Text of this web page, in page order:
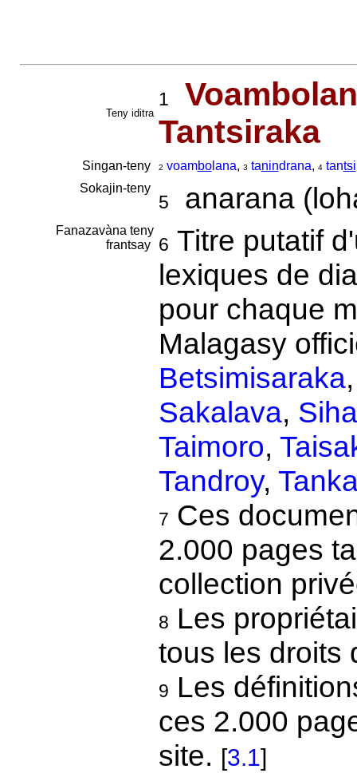
Teny iditra
1
Tantsiraka
Singan-teny 2 voambolana, 3 tanindrana, 4 tantsi
Sokajin-teny
5 anarana
Fanazavàna teny
frantsay
6 Titre putatif
lexiques de
pour chaque
Malagasy
Betsimisaraka
Sakalava,
Taimoro,
Tandroy,
7 Ces
2.000 pages
collection
8 Les
tous les droits
9 Les
ces 2.000
site. [3.1]